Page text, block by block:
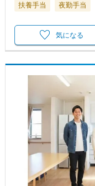
扶養手当
夜勤手当
気になる